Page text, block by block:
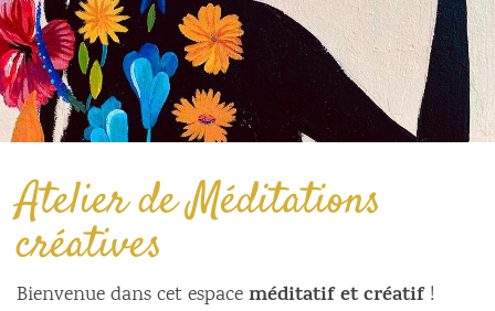
Atelier de Méditations
créatives
Bienvenue dans cet espaceméditatif et créatif!